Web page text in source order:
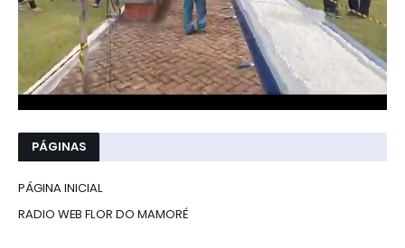
PÁGINAS
PÁGINA INICIAL
RADIO WEB FLOR DO MAMORÉ